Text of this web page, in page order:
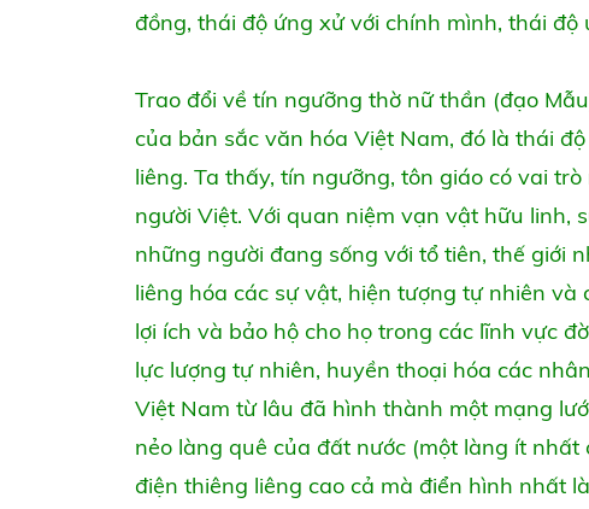
đồng, thái độ ứng xử với chính mình, thái độ
Trao đổi về tín ngưỡng thờ nữ thần (đạo
của bản sắc văn hóa Việt Nam, đó là thái
liêng. Ta thấy, tín ngưỡng, tôn giáo có vai
người Việt. Với quan niệm vạn vật hữu linh,
những người đang sống với tổ tiên, thế giới
liêng hóa các sự vật, hiện tượng tự nhiên
lợi ích và bảo hộ cho họ trong các lĩnh vực
lực lượng tự nhiên, huyền thoại hóa các
Việt Nam từ lâu đã hình thành một mạng
nẻo làng quê của đất nước (một làng ít
điện thiêng liêng cao cả mà điển hình nhất